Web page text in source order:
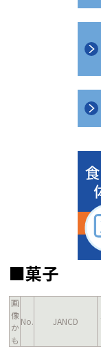
■菓子
画
像
か
も
No. JANCD